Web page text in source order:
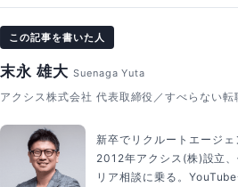
この記事を書いた人
末永 雄大 Suenaga Yuta
アクシス株式会社 代表取締役／すべらない転
新卒でリクルートエージ
2012年アクシス(株)設立
リア相談に乗る。